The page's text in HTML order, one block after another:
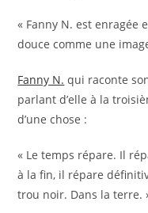
« Fanny N. est enragée
douce comme une
Fanny N. qui raconte
parlant d’elle à la
d’une chose :
« Le temps répare. Il
à la fin, il répare
trou noir. Dans la terre.